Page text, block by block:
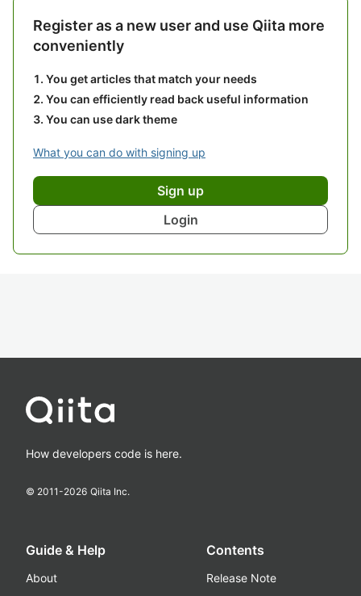
Register as a new user and use Qiita more
conveniently
You get articles that match your needs
You can efficiently read back useful information
You can use dark theme
What you can do with signing up
Sign up
Login
How developers code is here.
© 2011-2026 Qiita Inc.
Guide & Help
About
Contents
Release Note